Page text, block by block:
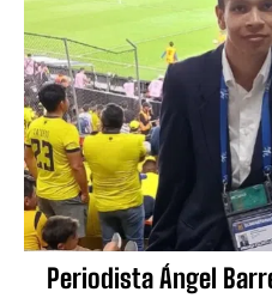
Periodista Ángel